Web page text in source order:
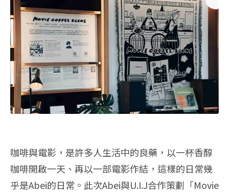
咖啡與電影，是許多人生活中的良藥，以一杯香醇
咖啡開啟一天、再以一部電影作結，這樣的日常幾
乎是Abei的日常。此次Abei與U.I.J合作策劃「Movie